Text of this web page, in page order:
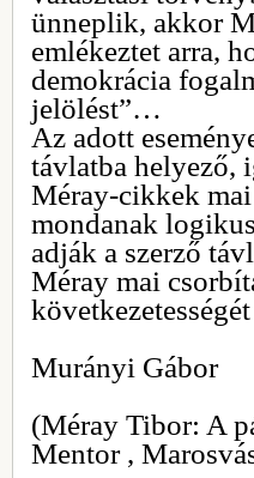
ünneplik, akkor
emlékeztet arra,
demokrácia
jelölést”…
Az adott
távlatba helyező,
Méray-cikkek
mondanak
adják a szerző
Méray mai
Murányi Gábor
(Méray Tibor: A
Mentor ,